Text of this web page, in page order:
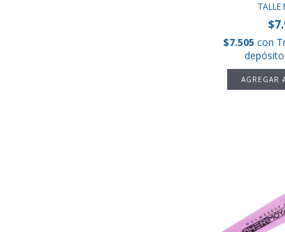
TALLE
$7.505con